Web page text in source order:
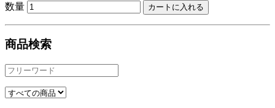
数量
商品検索